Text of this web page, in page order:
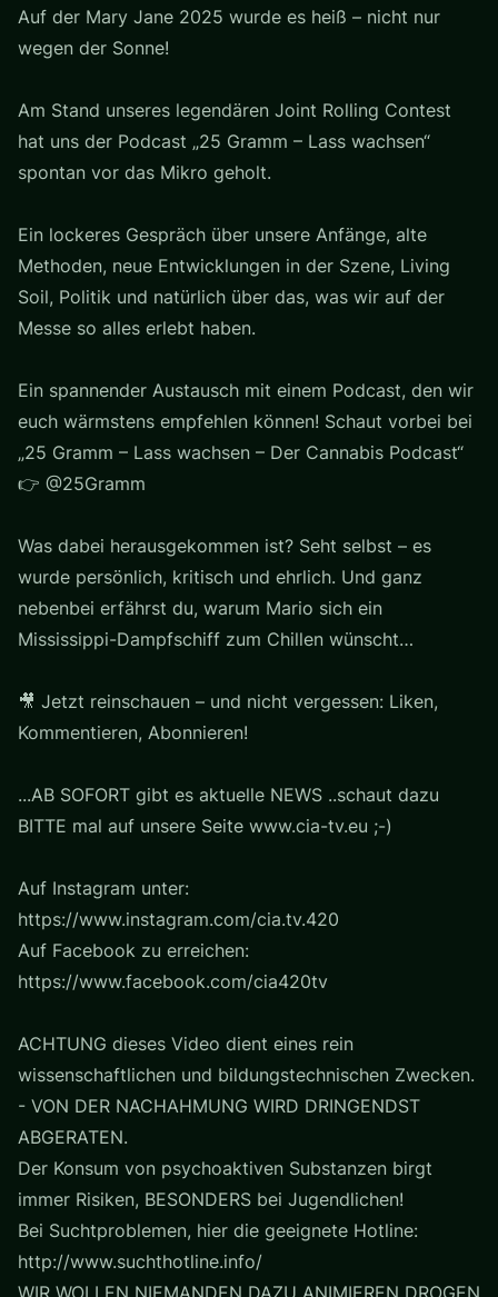
Auf der Mary Jane 2025 wurde es heiß – nicht nur
wegen der Sonne!
Am Stand unseres legendären Joint Rolling Contest
hat uns der Podcast „25 Gramm – Lass wachsen“
spontan vor das Mikro geholt.
Ein lockeres Gespräch über unsere Anfänge, alte
Methoden, neue Entwicklungen in der Szene, Living
Soil, Politik und natürlich über das, was wir auf der
Messe so alles erlebt haben.
Ein spannender Austausch mit einem Podcast, den wir
euch wärmstens empfehlen können! Schaut vorbei bei
„25 Gramm – Lass wachsen – Der Cannabis Podcast“
👉 @25Gramm
Was dabei herausgekommen ist? Seht selbst – es
wurde persönlich, kritisch und ehrlich. Und ganz
nebenbei erfährst du, warum Mario sich ein
Mississippi-Dampfschiff zum Chillen wünscht…
🎥 Jetzt reinschauen – und nicht vergessen: Liken,
Kommentieren, Abonnieren!
...AB SOFORT gibt es aktuelle NEWS ..schaut dazu
BITTE mal auf unsere Seite www.cia-tv.eu ;-)
Auf Instagram unter:
https://www.instagram.com/cia.tv.420
Auf Facebook zu erreichen:
https://www.facebook.com/cia420tv
ACHTUNG dieses Video dient eines rein
wissenschaftlichen und bildungstechnischen Zwecken.
- VON DER NACHAHMUNG WIRD DRINGENDST
ABGERATEN.
Der Konsum von psychoaktiven Substanzen birgt
immer Risiken, BESONDERS bei Jugendlichen!
Bei Suchtproblemen, hier die geeignete Hotline:
http://www.suchthotline.info/
WIR WOLLEN NIEMANDEN DAZU ANIMIEREN DROGEN